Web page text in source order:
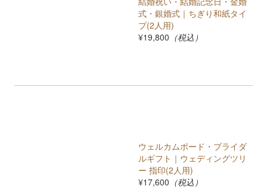
式・銀婚式｜ちぎり和紙タイ
プ(2人用)
¥19,800 （税込）
ウェルカムボード・ブライダ
ルギフト｜ウェディングツリ
ー 指印(2人用)
¥17,600 （税込）